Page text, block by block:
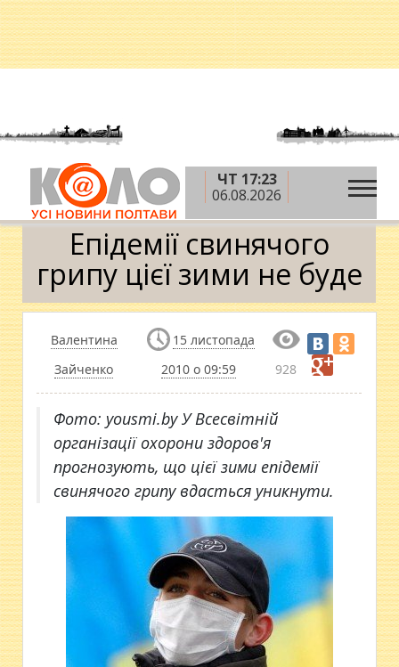
ЧТ 17:23
06.08.2026
Головна » Новини »
Епідемії свинячого грипу
цієї зими не буде
Епідемії свинячого
грипу цієї зими не буде
Валентина
Зайченко
15 листопада
2010 о 09:59
928
Фото: yousmi.by У Всесвітній
організації охорони здоров'я
прогнозують, що цієї зими епідемії
свинячого грипу вдасться уникнути.